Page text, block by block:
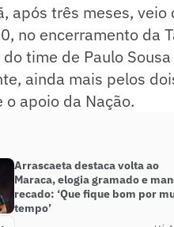
após três meses, veio
no encerramento da
time de Paulo
ainda mais pelos
apoio da Nação.
Arrascaeta destaca volta ao
Maraca, elogia gramado e
recado: ‘Que fique bom por
tempo’